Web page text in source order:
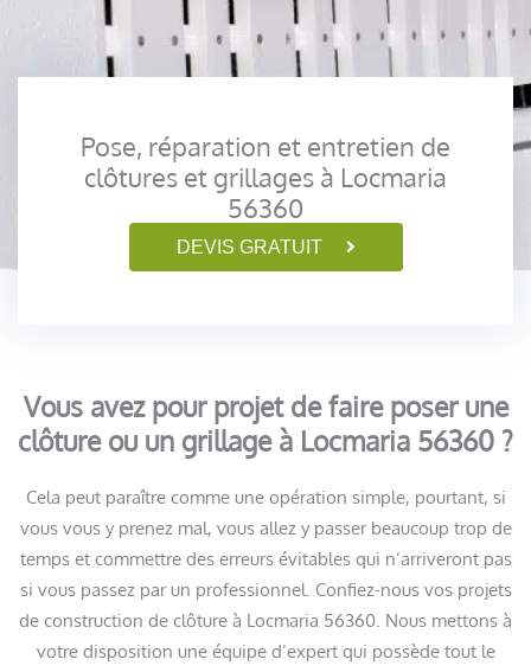
Pose, réparation et entretien de
clôtures et grillages à Locmaria
56360
DEVIS GRATUIT
Vous avez pour projet de faire poser une
clôture ou un grillage à Locmaria 56360 ?
Cela peut paraître comme une opération simple, pourtant, si
vous vous y prenez mal, vous allez y passer beaucoup trop de
temps et commettre des erreurs évitables qui n’arriveront pas
si vous passez par un professionnel. Confiez-nous vos projets
de construction de clôture à Locmaria 56360. Nous mettons à
votre disposition une équipe d’expert qui possède tout le